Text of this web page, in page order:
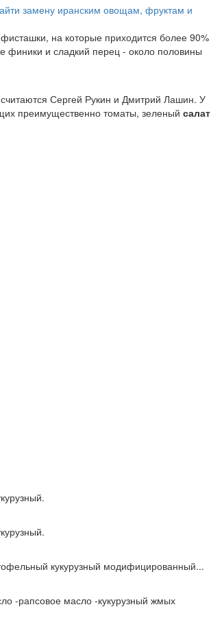
замену иранским овощам, фруктам и
на которые приходится более 90%
финики и сладкий перец - около половины
Сергей Рукин и Дмитрий Лашин. У
преимущественно томаты, зеленый салат
кукурузный модифицированный...
-рапсовое масло -кукурузный жмых